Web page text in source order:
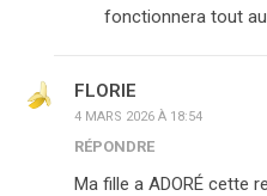
fonctionnera tout
FLORIE
4 MARS 2026 À 18:54
RÉPONDRE
Ma fille a ADORÉ cette